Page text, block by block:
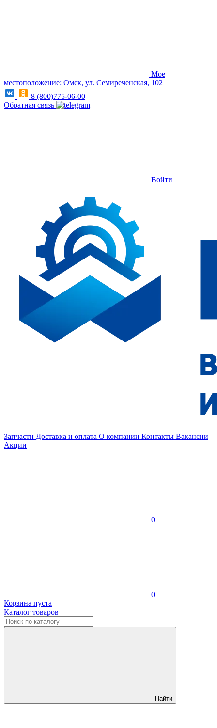
Мое
местоположение: Омск, ул. Семиреченская, 102
8 (800)775-06-00
Обратная связь
Войти
Запчасти Доставка и оплата О компании Контакты Вакансии
Акции
0
0
Корзина пуста
Каталог товаров
Найти